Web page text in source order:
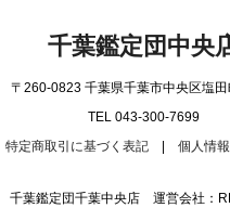
千葉鑑定団中央
〒260-0823 千葉県千葉市中央区塩
TEL 043-300-7699
特定商取引に基づく表記| 個人情
葉鑑定団千葉中央店 運営会社：